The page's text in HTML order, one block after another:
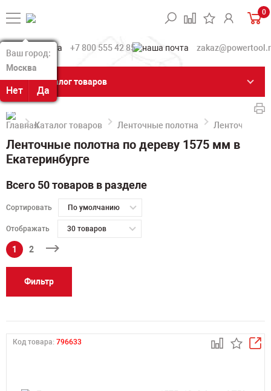
Ваш город:
Москва
Нет Да
Ваш город:
Москва
Нет Да
0
+7 800 555 42 85
Каталог товаров
Каталог товаров Ленточные полотна Ленточные
Ленточные полотна по дереву 1575 мм в
Екатеринбурге
Всего 50 товаров в разделе
Сортировать По умолчанию
Отображать 30 товаров
1 2
Фильтр
Код товара: 796633